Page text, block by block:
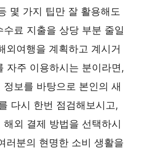
몇 가지 팁만 잘 활용해도
수료 지출을 상당 부분 줄일
외여행을 계획하고 계시거
자주 이용하시는 분이라면,
정보를 바탕으로 본인의 새
다시 한번 점검해보시고,
해외 결제 방법을 선택하시
러분의 현명한 소비 생활을